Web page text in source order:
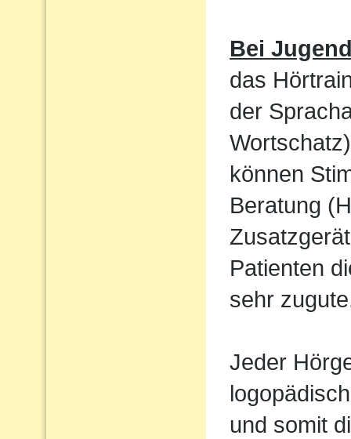
Bei
das
der
können
Beratung
Patienten
sehr
Jeder
und somit